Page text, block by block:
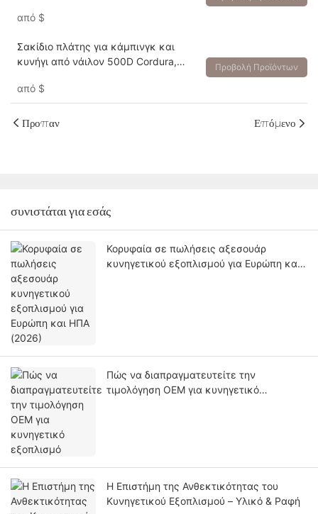
από $
Σακίδιο πλάτης για κάμπινγκ και
κυνήγι από νάιλον 500D Cordura,
από $
Προβολή Προϊόντων
Προπαν Επόμενο
συνιστάται για εσάς
Κορυφαία σε πωλήσεις αξεσουάρ
κυνηγετικού εξοπλισμού για Ευρώπη και
Πώς να διαπραγματευτείτε την
τιμολόγηση OEM για κυνηγετικό
Η Επιστήμη της Ανθεκτικότητας του
Κυνηγετικού Εξοπλισμού – Υλικό & Ραφή